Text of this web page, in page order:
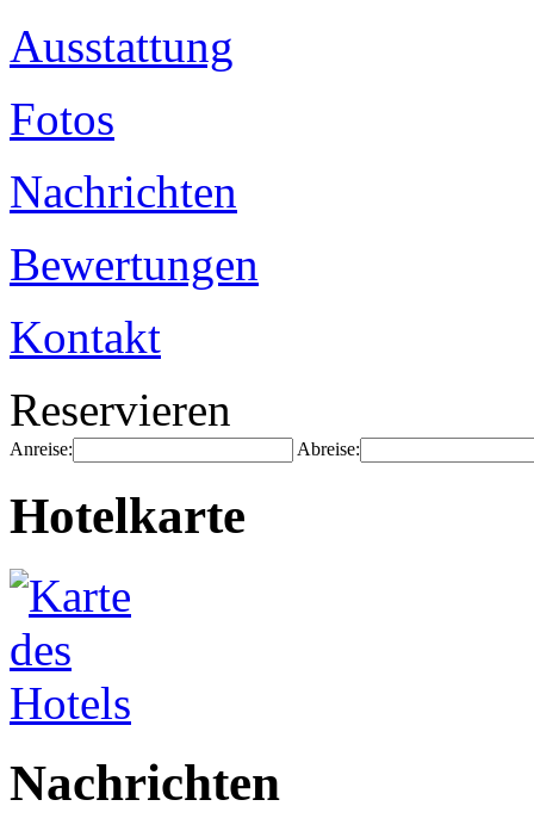
Ausstattung
Fotos
Nachrichten
Bewertungen
Kontakt
Reservieren
Anreise: Abreise:
Hotelkarte
Nachrichten